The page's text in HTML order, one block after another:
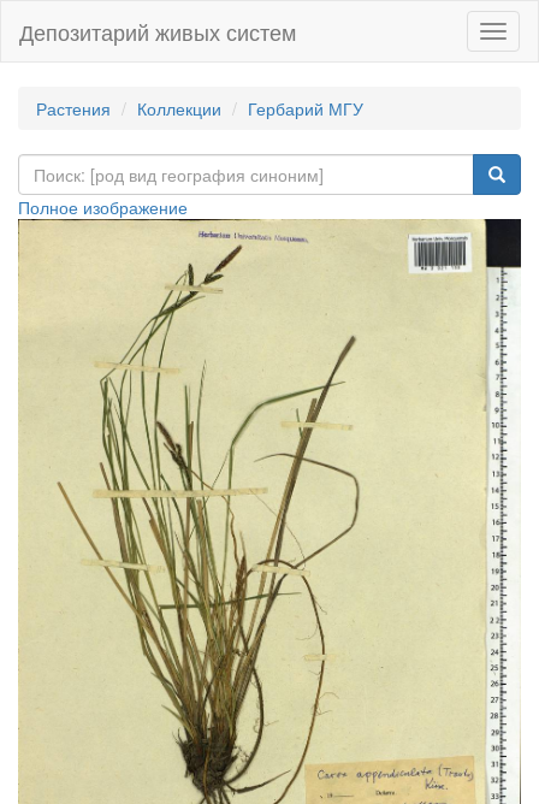
Депозитарий живых систем
Растения Коллекции Гербарий МГУ
Полное изображение